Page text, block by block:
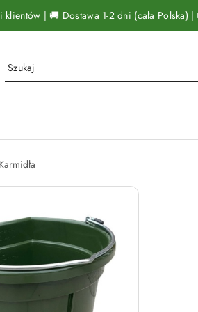
| 🚚 Dostawa 1-2 dni (cała Polska)
Karmidła